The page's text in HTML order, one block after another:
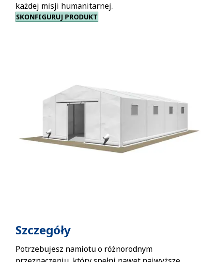
każdej misji humanitarnej.
SKONFIGURUJ PRODUKT
Szczegóły
Potrzebujesz namiotu o różnorodnym